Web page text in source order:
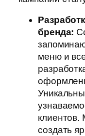
бренда:
меню и
клиентов.
создать